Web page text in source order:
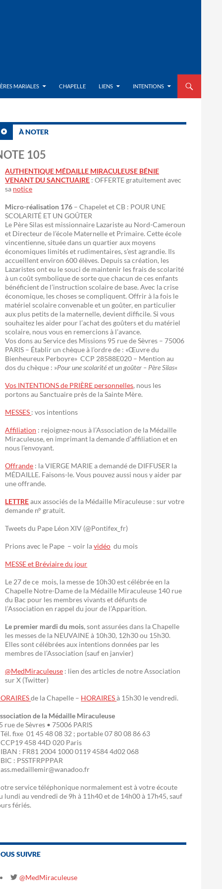
MARIALES
CHAPELLE LIENS INTENTIONS
À NOTER
105
AUTHENTIQUE MÉDAILLE MIRACULEUSE BÉNIE
VENANT DU SANCTUAIRE : OFFERTE gratuitement avec
sa notice
Micro-réalisation 176 – Chapelet et CB : POUR UNE
SCOLARITÉ ET UN GOÛTER
Le Père Silas est missionnaire Lazariste au Nord-Cameroun
et Directeur de l’école Maternelle et Primaire. Cette école
vincentienne, située dans un quartier aux moyens
économiques limités et rudimentaires, s’est agrandie. Ils
accueillent environ 600 élèves. Depuis sa création, les
Lazaristes ont eu le souci de maintenir les frais de scolarité
à un coût symbolique de sorte que chacun de ces enfants
bénéficient de l’instruction scolaire de base. Avec la crise
économique, les choses se compliquent. Offrir à la fois le
matériel scolaire convenable et un goûter, en particulier
aux plus petits de la maternelle, devient difficile. Si vous
souhaitez les aider pour l’achat des goûters et du matériel
scolaire, nous vous en remercions à l’avance.
Vos dons au Service des Missions 95 rue de Sèvres – 75006
PARIS – Établir un chèque à l’ordre de : «Œuvre du
Bienheureux Perboyre» CCP 28588E020 – Mention au
dos du chèque : »Pour une scolarité et un goûter – Père Silas«
Vos INTENTIONS de PRIÈRE personnelles, nous les
portons au Sanctuaire près de la Sainte Mère.
MESSES : vos intentions
Affiliation : rejoignez-nous à l’Association de la Médaille
Miraculeuse, en imprimant la demande d’affiliation et en
nous l’envoyant.
Offrande : la VIERGE MARIE a demandé de DIFFUSER la
MÉDAILLE. Faisons-le. Vous pouvez aussi nous y aider par
une offrande.
LETTREaux associés de la Médaille Miraculeuse : sur votre
demande n° gratuit.
Tweets du Pape Léon XIV (@Pontifex_fr)
Prions avec le Pape – voir lavidéo du mois
MESSE et Bréviaire du jour
Le 27 de ce mois, la messe de 10h30 est célébrée en la
Chapelle Notre-Dame de la Médaille Miraculeuse 140 rue
du Bac pour les membres vivants et défunts de
l’Association en rappel du jour de l’Apparition.
Le premier mardi du mois, sont assurées dans la Chapelle
les messes de la NEUVAINE à 10h30, 12h30 ou 15h30.
Elles sont célébrées aux intentions données par les
membres de l’Association (sauf en janvier)
@MedMiraculeuse : lien des articles de notre Association
sur X (Twitter)
de la Chapelle – HORAIRESà 15h30 le vendredi.
de la Médaille Miraculeuse
rue de Sèvres • 75006 PARIS
fixe 01 45 48 08 32 ; portable 07 80 08 86 63
458 44D 020 Paris
: FR81 2004 1000 0119 4584 4d02 068
: PSSTFRPPPAR
service téléphonique normalement est à votre écoute
lundi au vendredi de 9h à 11h40 et de 14h00 à 17h45, sauf
fériés.
SUIVRE
@MedMiraculeuse